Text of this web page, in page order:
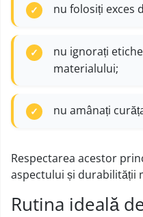
nu folosiți exces
nu ignorați
materialului;
nu amânați
Respectarea acestor
aspectului și durabilității
Rutina ideală